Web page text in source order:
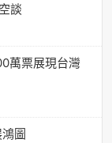
談
萬票展現台灣
圖